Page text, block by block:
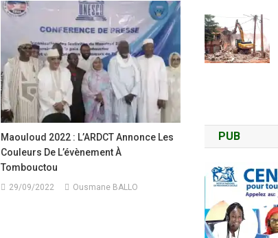
Maouloud 2022 : L’ARDCT Annonce Les
Couleurs De L’évènement À
Tombouctou
29/09/2022 Ousmane BALLO
PUB